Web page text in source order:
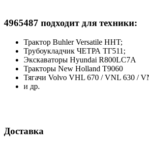
4965487 подходит для техники:
Трактор Buhler Versatile HHT;
Трубоукладчик ЧЕТРА ТГ511;
Экскаваторы Hyundai R800LC7A
Тракторы New Holland T9060
Тягачи Volvo VHL 670 / VNL 630 /
и др.
Доставка